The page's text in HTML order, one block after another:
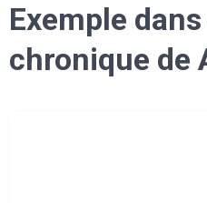
Exemple
chronique de